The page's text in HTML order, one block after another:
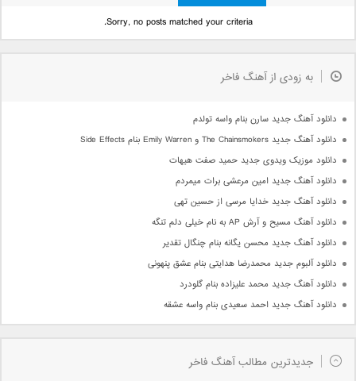
Sorry, no posts matched your criteria.
به زودی از آهنگ فاخر
دانلود آهنگ جدید سارن بنام واسه تولدم
دانلود آهنگ جدید The Chainsmokers و Emily Warren بنام Side Effects
دانلود موزیک ویدوی جدید حمید صفت هیهات
دانلود آهنگ جدید امین مرعشی برات میمردم
دانلود آهنگ جدید خدایا مرسی از حسین تهی
دانلود آهنگ مسیح و آرش AP به نام خیلی دلم تنگه
دانلود آهنگ جدید محسن یگانه بنام چنگال تقدیر
دانلود آلبوم جدید محمدرضا هدایتی بنام عشق پنهونی
دانلود آهنگ جدید محمد علیزاده بنام گلودرد
دانلود آهنگ جدید احمد سعیدی بنام واسه عشقه
جدیدترین مطالب آهنگ فاخر